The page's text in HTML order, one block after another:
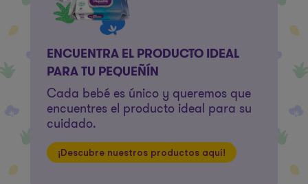
ENCUENTRA EL PRODUCTO IDEAL
PARA TU PEQUEÑÍN
Cada bebé es único y queremos que
encuentres el producto ideal para su
cuidado.
¡Descubre nuestros productos aquí!